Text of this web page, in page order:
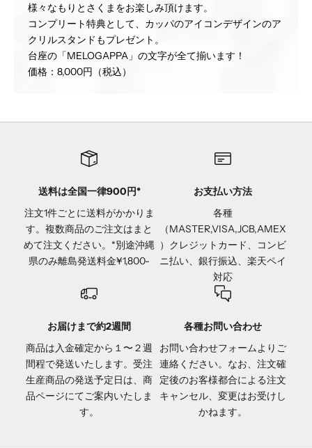
様々なもりとさくまをお楽しみ頂けます。
コンプリート特典として、カッパのアイコンデザインのア
クリルスタンドもプレゼント。
台座の「MELOGAPPA」の文字が全て揃います！
価格：8,000円（税込）
送料は全国一律900円*
注文1件ごとに送料がかかりま
す。複数商品のご注文はまと
めて注文ください。*別途沖縄
県のみ離島発送料金¥1,800-
お支払い方法
各種
（MASTER,VISA,JCB,AMEX
）クレジットカード、コンビ
ニ払い、銀行振込、楽天ペイ
対応
お届けまで約2週間
商品は入金確定から１〜２週
間程で発送いたします。受注
生産商品の発送予定日は、商
品ページにてご案内いたしま
す。
各種お問い合わせ
お問い合わせフォーム よりご
連絡ください。なお、注文確
定後のお客様都合による注文
キャンセル、変更はお受けし
かねます。